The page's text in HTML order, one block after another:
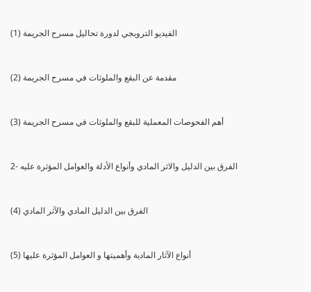
(1) الفيديو الترويجي لدورة تحاليل مسرح الجريمة
(2) مقدمة عن البقع والملوثات في مسرح الجريمة
(3) أهم الفحوصات المعملية للبقع والملوثات في مسرح الجريمة
2- الفرق بين الدليل والاثر المادي وأنواع الأدلة والعوامل المؤثرة عليه
(4) الفرق بين الدليل المادي والآثر المادي
(5) أنواع الآثار المادية وأهميتها و العوامل المؤثرة عليها